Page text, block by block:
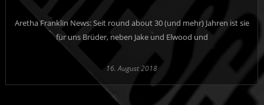
Aretha Franklin News: Seit round about 30 (und mehr) Jahren ist sie
für uns Brüder, neben Jake und Elwood und
16. August 2018